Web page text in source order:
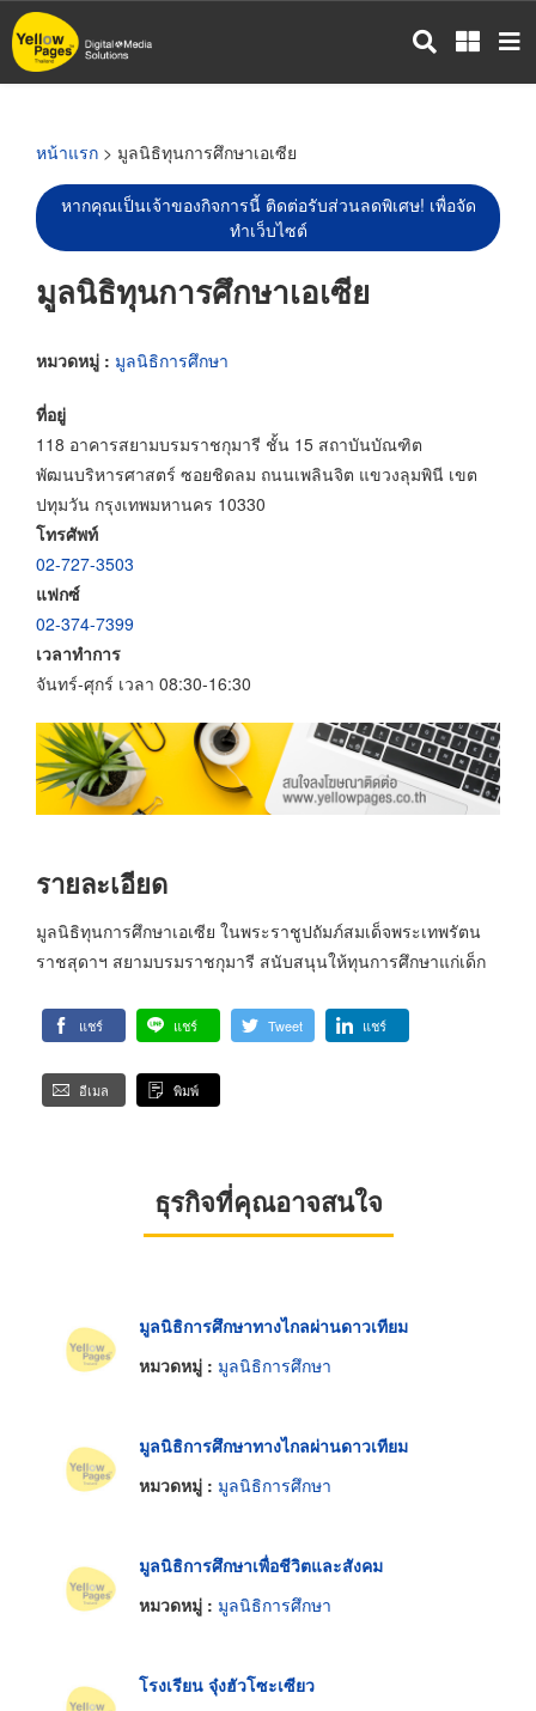
ข้าม
ไป
หน้าแรก > มูลนิธิทุนการศึกษาเอเซีย
หากคุณเป็นเจ้าของกิจการนี้ ติดต่อรับส่วนลดพิเศษ! เพื่อจัด
ทำเว็บไซต์
มูลนิธิทุนการศึกษาเอเซีย
หมวดหมู่ : มูลนิธิการศึกษา
ที่อยู่
118 อาคารสยามบรมราชกุมารี ชั้น 15 สถาบันบัณฑิต
พัฒนบริหารศาสตร์ ซอยชิดลม ถนนเพลินจิต แขวงลุมพินี เขต
ปทุมวัน กรุงเทพมหานคร 10330
โทรศัพท์
02-727-3503
แฟกซ์
02-374-7399
เวลาทำการ
จันทร์-ศุกร์ เวลา 08:30-16:30
รายละเอียด
มูลนิธิทุนการศึกษาเอเซีย ในพระราชูปถัมภ์สมเด็จพระเทพรัตน
ราชสุดาฯ สยามบรมราชกุมารี สนับสนุนให้ทุนการศึกษาแก่เด็ก
แชร์ แชร์ Tweet แชร์
อีเมล พิมพ์
ธุรกิจที่คุณอาจสนใจ
มูลนิธิการศึกษาทางไกลผ่านดาวเทียม
หมวดหมู่ : มูลนิธิการศึกษา
มูลนิธิการศึกษาทางไกลผ่านดาวเทียม
หมวดหมู่ : มูลนิธิการศึกษา
มูลนิธิการศึกษาเพื่อชีวิตและสังคม
หมวดหมู่ : มูลนิธิการศึกษา
โรงเรียน จุ๋งฮัวโซะเซียว